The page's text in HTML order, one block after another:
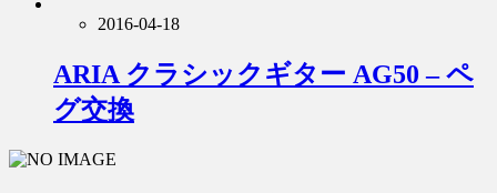
2016-04-18
ARIA クラシックギター AG50 – ペ
グ交換